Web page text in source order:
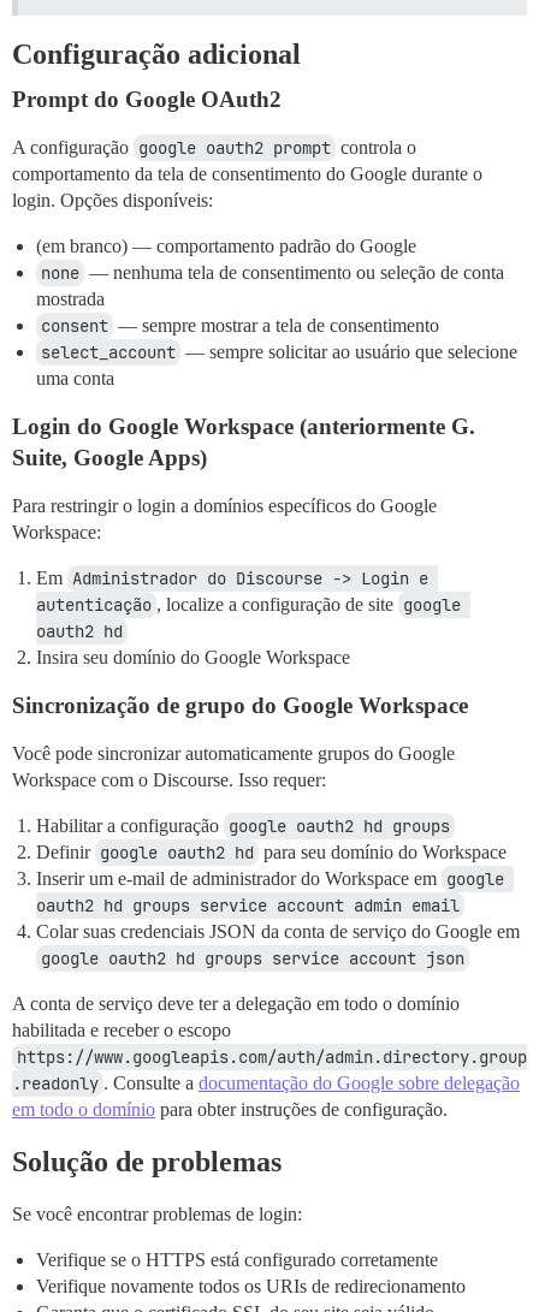
Configuração adicional
Prompt do Google OAuth2
A configuração google oauth2 prompt controla o
comportamento da tela de consentimento do Google durante o
login. Opções disponíveis:
(em branco) — comportamento padrão do Google
none — nenhuma tela de consentimento ou seleção de conta
mostrada
consent — sempre mostrar a tela de consentimento
select_account — sempre solicitar ao usuário que selecione
uma conta
Login do Google Workspace (anteriormente G.
Suite, Google Apps)
Para restringir o login a domínios específicos do Google
Workspace:
Em Administrador do Discourse -> Login e
autenticação , localize a configuração de site google
oauth2 hd
Insira seu domínio do Google Workspace
Sincronização de grupo do Google Workspace
Você pode sincronizar automaticamente grupos do Google
Workspace com o Discourse. Isso requer:
Habilitar a configuração google oauth2 hd groups
Definir google oauth2 hd para seu domínio do Workspace
Inserir um e-mail de administrador do Workspace em google
oauth2 hd groups service account admin email
Colar suas credenciais JSON da conta de serviço do Google em
google oauth2 hd groups service account json
A conta de serviço deve ter a delegação em todo o domínio
habilitada e receber o escopo
https://www.googleapis.com/auth/admin.directory.group
.readonly . Consulte a documentação do Google sobre delegação
em todo o domínio para obter instruções de configuração.
Solução de problemas
Se você encontrar problemas de login:
Verifique se o HTTPS está configurado corretamente
Verifique novamente todos os URIs de redirecionamento